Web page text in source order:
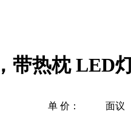
带热枕 LED
单 价： 面议